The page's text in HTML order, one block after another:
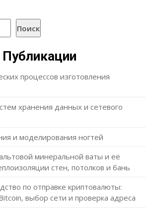
Поиск
процессов изготовления
хранения данных и сетевого
и моделирования ногтей
минеральной ваты и её
стен, потолков и бань
по отправке криптовалюты:
выбор сети и проверка адреса